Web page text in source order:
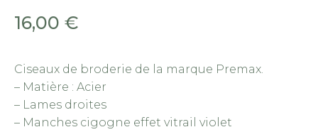
16,00 €
Ciseaux de broderie de la marque Premax.
– Matière : Acier
– Lames droites
– Manches cigogne effet vitrail violet